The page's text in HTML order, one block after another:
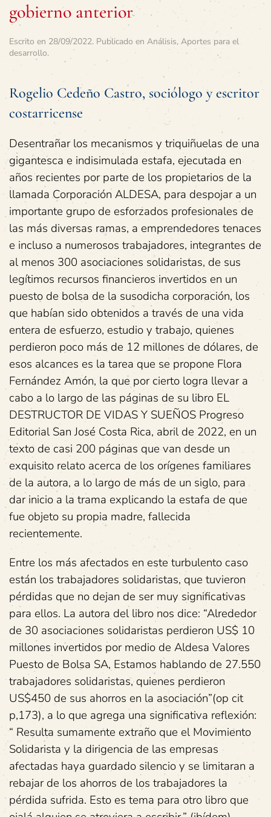
gobierno anterior
Escrito en 28/09/2022. Publicado en Análisis, Aportes para el
desarrollo.
Rogelio Cedeño Castro, sociólogo y escritor
costarricense
Desentrañar los mecanismos y triquiñuelas de una
gigantesca e indisimulada estafa, ejecutada en
años recientes por parte de los propietarios de la
llamada Corporación ALDESA, para despojar a un
importante grupo de esforzados profesionales de
las más diversas ramas, a emprendedores tenaces
e incluso a numerosos trabajadores, integrantes de
al menos 300 asociaciones solidaristas, de sus
legítimos recursos financieros invertidos en un
puesto de bolsa de la susodicha corporación, los
que habían sido obtenidos a través de una vida
entera de esfuerzo, estudio y trabajo, quienes
perdieron poco más de 12 millones de dólares, de
esos alcances es la tarea que se propone Flora
Fernández Amón, la que por cierto logra llevar a
cabo a lo largo de las páginas de su libro EL
DESTRUCTOR DE VIDAS Y SUEÑOS Progreso
Editorial San José Costa Rica, abril de 2022, en un
texto de casi 200 páginas que van desde un
exquisito relato acerca de los orígenes familiares
de la autora, a lo largo de más de un siglo, para
dar inicio a la trama explicando la estafa de que
fue objeto su propia madre, fallecida
recientemente.
Entre los más afectados en este turbulento caso
están los trabajadores solidaristas, que tuvieron
pérdidas que no dejan de ser muy significativas
para ellos. La autora del libro nos dice: “Alrededor
de 30 asociaciones solidaristas perdieron US$ 10
millones invertidos por medio de Aldesa Valores
Puesto de Bolsa SA, Estamos hablando de 27.550
trabajadores solidaristas, quienes perdieron
US$450 de sus ahorros en la asociación”(op cit
p,173), a lo que agrega una significativa reflexión:
“ Resulta sumamente extraño que el Movimiento
Solidarista y la dirigencia de las empresas
afectadas haya guardado silencio y se limitaran a
rebajar de los ahorros de los trabajadores la
pérdida sufrida. Esto es tema para otro libro que